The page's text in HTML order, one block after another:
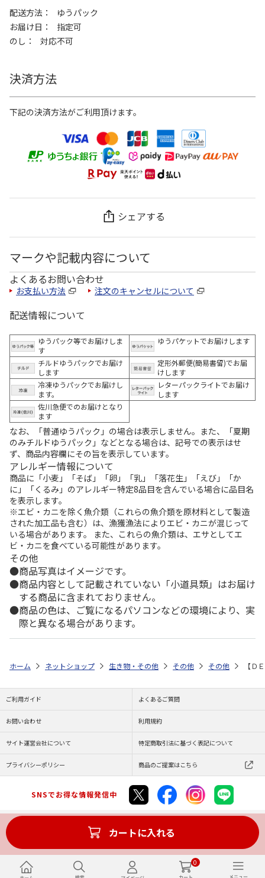
0
配送方法
ゆうパック
お届け日
指定可
のし
対応不可
決済方法
下記の決済方法がご利用頂けます。
シェアする
マークや記載内容について
よくあるお問い合わせ
お支払い方法 注文のキャンセルについて
配送情報について
ゆうパック等でお届けしま
す
ゆうパケットでお届けします
チルドゆうパックでお届け
します
定形外郵便(簡易書留)でお届
けします
冷凍ゆうパックでお届けし
ます。
レターパックライトでお届け
します
佐川急便でのお届けとなり
ます
なお、「普通ゆうパック」の場合は表示しません。また、「夏期
のみチルドゆうパック」などとなる場合は、記号での表示はせ
ず、商品内容欄にその旨を表示しています。
アレルギー情報について
商品に「小麦」「そば」「卵」「乳」「落花生」「えび」「か
に」「くるみ」のアレルギー特定8品目を含んでいる場合に品目名
を表示します。
※エビ・カニを除く魚介類（これらの魚介類を原材料として製造
された加工品も含む）は、漁獲漁法によりエビ・カニが混じって
いる場合があります。 また、これらの魚介類は、エサとしてエ
ビ・カニを食べている可能性があります。
その他
商品写真はイメージです。
商品内容として記載されていない「小道具類」はお届け
する商品に含まれておりません。
商品の色は、ご覧になるパソコンなどの環境により、実
際と異なる場合があります。
カートに入れる
ホーム ネットショップ 生き物・その他 その他 その他 【Ｄ
ご利用ガイド よくあるご質問
お問い合わせ 利用規約
サイト運営会社について 特定商取引法に基づく表記について
プライバシーポリシー 商品のご提案はこちら
SNSでお得な情報発信中